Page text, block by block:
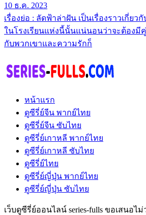
10 ธ.ค. 2023
เรื่องย่อ : ลัดฟ้าล่าฝัน เป็นเรื่องราวเกี่ย
ในโรงเรียนแห่งนี้นั้นแน่นอนว่าจะต้องมี
กับพวกเขาและความรักก็
หน้าแรก
ดูซีรี่ย์จีน พากย์ไทย
ดูซีรี่ย์จีน ซับไทย
ดูซีรี่ย์เกาหลี พากย์ไทย
ดูซีรี่ย์เกาหลี ซับไทย
ดูซีรี่ย์ไทย
ดูซีรี่ย์ญี่ปุ่น พากย์ไทย
ดูซีรี่ย์ญี่ปุ่น ซับไทย
เว็บดูซีรี่ย์ออนไลน์ series-fulls ขอเสน